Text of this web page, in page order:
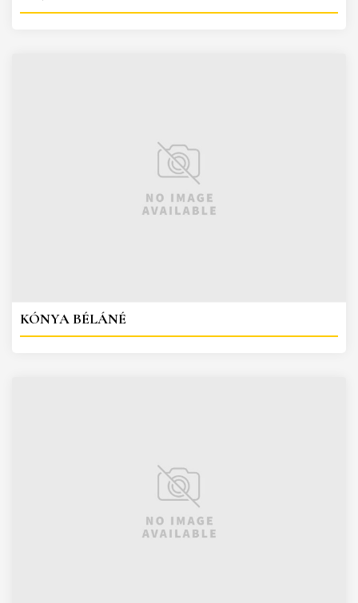
KÓNYA BÉLÁNÉ